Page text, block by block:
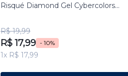
Risqué Diamond Gel Cybercolors
R$ 19,99
R$ 17,99 - 10%
1x R$ 17,99